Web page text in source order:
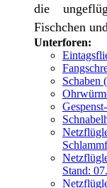
die
Fischchen
Unterforen:
Schaben
Stand: